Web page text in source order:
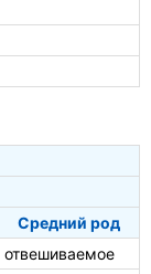
Средний род
отвешиваемое